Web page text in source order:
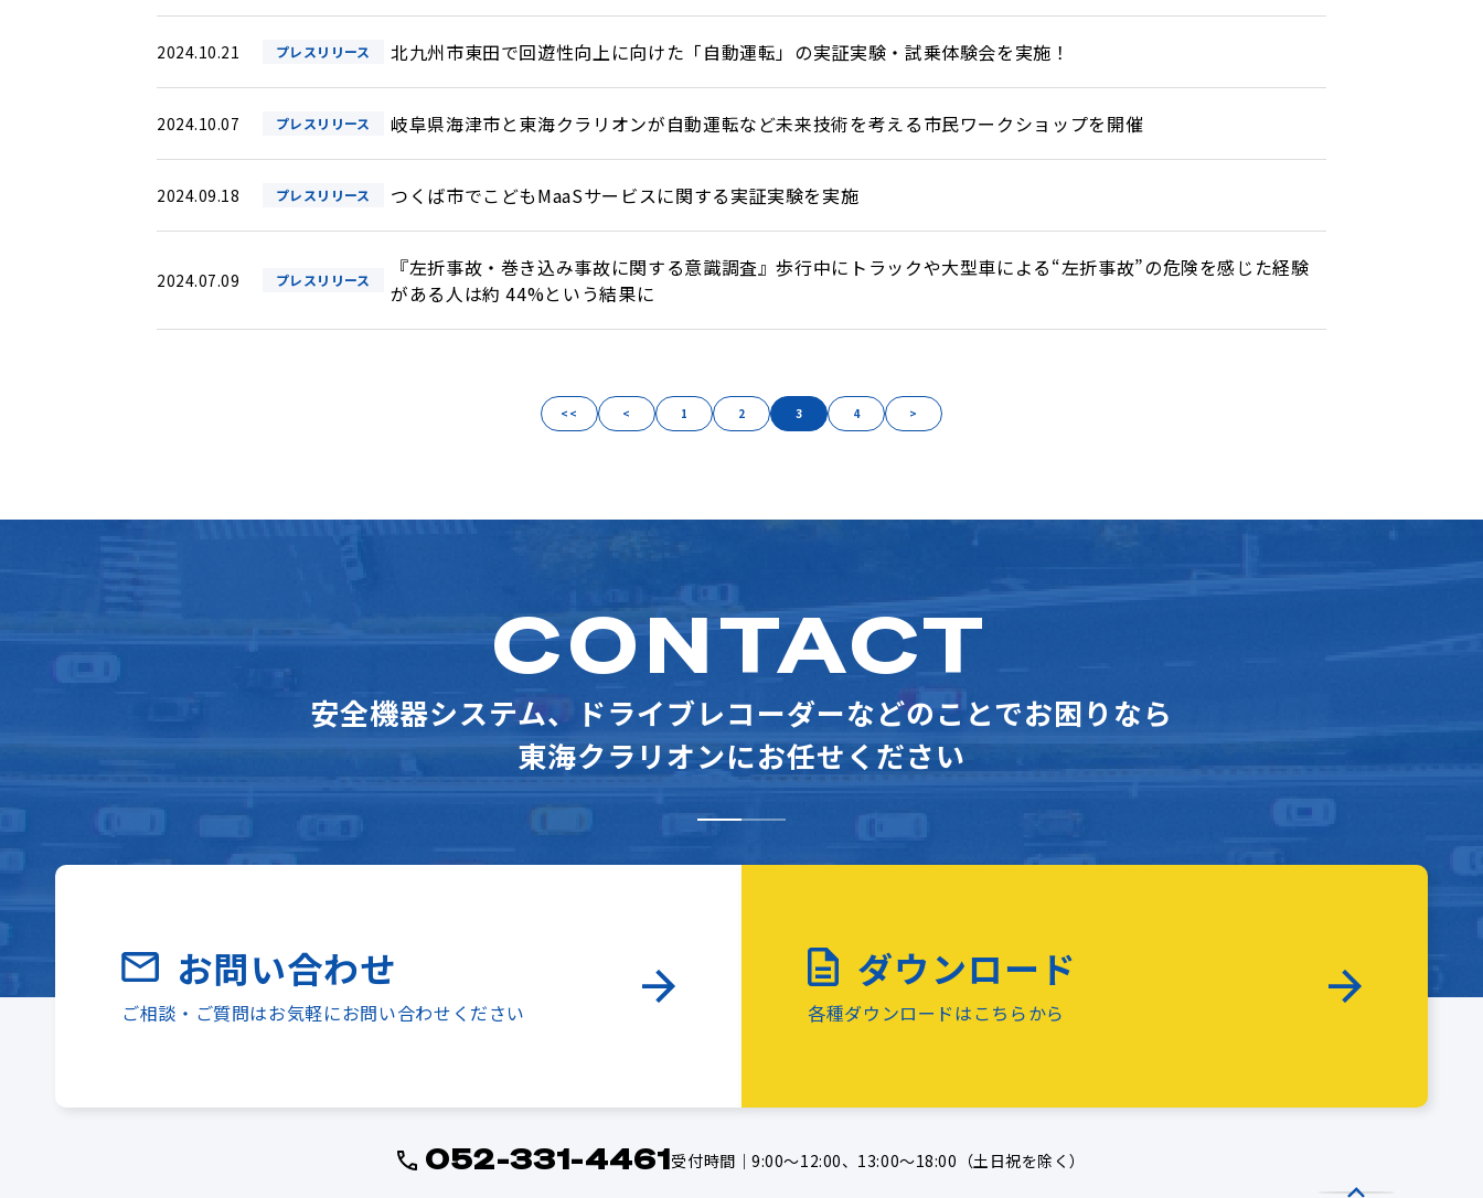
2024.10.21 プレスリリース 北九州市東田で回遊性向上に向けた「自動運転」の実証実験・試乗体験会を実施！
2024.10.07 プレスリリース 岐阜県海津市と東海クラリオンが自動運転など未来技術を考える市民ワークショップを開催
2024.09.18 プレスリリース つくば市でこどもMaaSサービスに関する実証実験を実施
2024.07.09 プレスリリース
『左折事故・巻き込み事故に関する意識調査』歩行中にトラックや大型車による“左折事故”の危険を感じた経験
がある人は約 44%という結果に
<< < 1 2 3 4 >
CONTACT
安全機器システム、 ドライブレコーダーなどのことでお困りなら
東海クラリオンにお任せください
お問い合わせ
ご相談・ご質問はお気軽にお問い合わせください
ダウンロード
各種ダウンロードはこちらから
052-331-4461受付時間｜9:00～12:00、13:00～18:00 （土日祝を除く）